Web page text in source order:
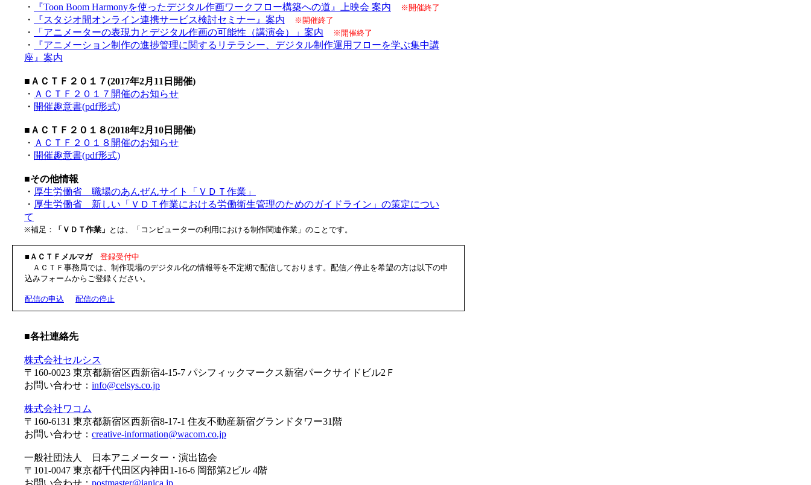
・ 『Toon Boom Harmonyを使ったデジタル作画ワークフロー構築への道』上映会 案内 ※開催終了
・ 『スタジオ間オンライン連携サービス検討セミナー』案内 ※開催終了
・ 「アニメーターの表現力とデジタル作画の可能性（講演会）」案内 ※開催終了
・
『アニメーション制作の進捗管理に関するリテラシー、デジタル制作運用フローを学ぶ集中講
座』案内
■ＡＣＴＦ２０１７(2017年2月11日開催)
・ ＡＣＴＦ２０１７開催のお知らせ
・ 開催趣意書(pdf形式)
■ＡＣＴＦ２０１８(2018年2月10日開催)
・ ＡＣＴＦ２０１８開催のお知らせ
・ 開催趣意書(pdf形式)
■その他情報
・ 厚生労働省 職場のあんぜんサイト「ＶＤＴ作業」
・ 厚生労働省 新しい「ＶＤＴ作業における労働衛生管理のためのガイドライン」の策定につい
て
※補足： 「ＶＤＴ作業」 とは、「コンピューターの利用における制作関連作業」のことです。
■ＡＣＴＦメルマガ
登録受付中
ＡＣＴＦ事務局では、制作現場のデジタル化の情報等を不定期で配信しております。配信／停止を希望の方は以下の申
込みフォームからご登録ください。
配信の申込 配信の停止
■各社連絡先
株式会社セルシス
〒160-0023 東京都新宿区西新宿4-15-7 パシフィックマークス新宿パークサイドビル2Ｆ
お問い合わせ： info@celsys.co.jp
株式会社ワコム
〒160-6131 東京都新宿区西新宿8-17-1 住友不動産新宿グランドタワー31階
お問い合わせ： creative-information@wacom.co.jp
一般社団法人 日本アニメーター・演出協会
〒101-0047 東京都千代田区内神田1-16-6 岡部第2ビル 4階
お問い合わせ： postmaster@janica.jp